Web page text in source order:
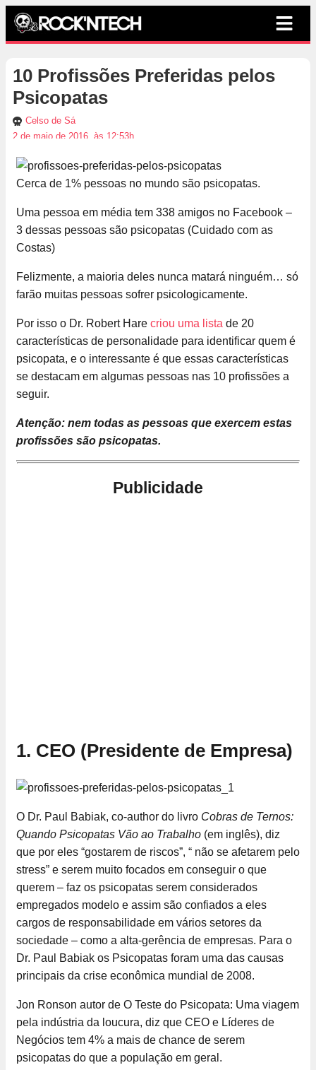
10 Profissões Preferidas pelos
Psicopatas
Celso de Sá
2 de maio de 2016, às 12:53h
Cerca de 1% pessoas no mundo são psicopatas.
Uma pessoa em média tem 338 amigos no Facebook –
3 dessas pessoas são psicopatas (Cuidado com as
Costas)
Felizmente, a maioria deles nunca matará ninguém… só
farão muitas pessoas sofrer psicologicamente.
Por isso o Dr. Robert Hare criou uma lista de 20
características de personalidade para identificar quem é
psicopata, e o interessante é que essas características
se destacam em algumas pessoas nas 10 profissões a
seguir.
Atenção: nem todas as pessoas que exercem estas
profissões são psicopatas.
Publicidade
1. CEO (Presidente de Empresa)
O Dr. Paul Babiak, co-author do livro Cobras de Ternos:
Quando Psicopatas Vão ao Trabalho (em inglês), diz
que por eles “gostarem de riscos”, “ não se afetarem pelo
stress” e serem muito focados em conseguir o que
querem – faz os psicopatas serem considerados
empregados modelo e assim são confiados a eles
cargos de responsabilidade em vários setores da
sociedade – como a alta-gerência de empresas. Para o
Dr. Paul Babiak os Psicopatas foram uma das causas
principais da crise econômica mundial de 2008.
Jon Ronson autor de O Teste do Psicopata: Uma viagem
pela indústria da loucura, diz que CEO e Líderes de
Negócios tem 4% a mais de chance de serem
psicopatas do que a população em geral.